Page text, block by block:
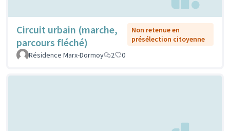
Circuit urbain (marche,
parcours fléché)
Non retenue en
présélection citoyenne
Résidence Marx-Dormoy
2 0